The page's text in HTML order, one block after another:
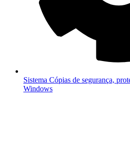
Sistema Cópias de segurança,
Windows